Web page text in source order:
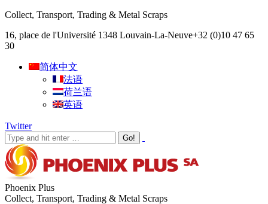
Collect, Transport, Trading & Metal Scraps
16, place de l'Université 1348 Louvain-La-Neuve+32 (0)10 47 65
30
简体中文
法语
荷兰语
英语
Twitter
Phoenix Plus
Collect, Transport, Trading & Metal Scraps